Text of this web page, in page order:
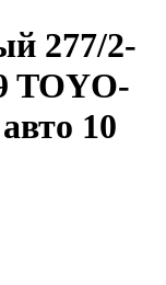
277/2-
TOYO-
10